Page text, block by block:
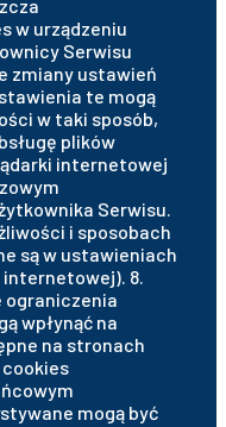
w urządzeniu
Serwisu
zmiany ustawień
te mogą
w taki sposób,
plików
internetowej
Serwisu.
i sposobach
są w ustawieniach
8.
ograniczenia
wpłynąć na
na stronach
mogą być